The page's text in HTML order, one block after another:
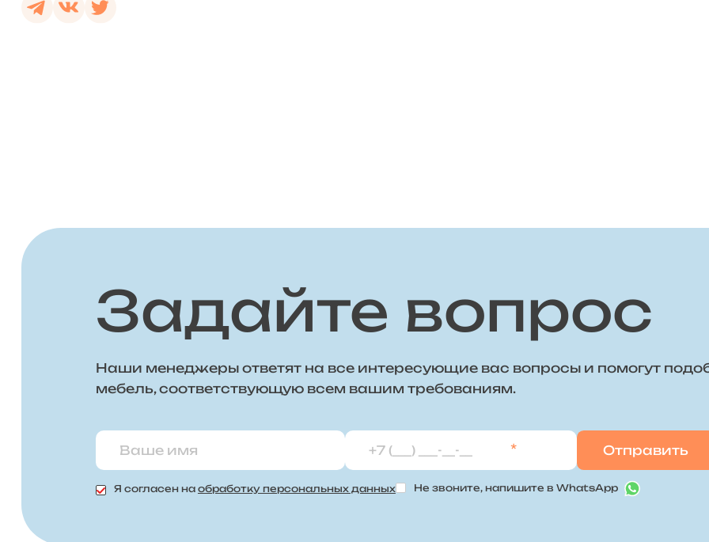
Задайте вопрос
Наши менеджеры ответят на все интересующие вас вопросы и помогут
мебель, соответствующую всем вашим требованиям.
*
Я согласен на обработку персональных данных Не звоните, напишите в WhatsApp